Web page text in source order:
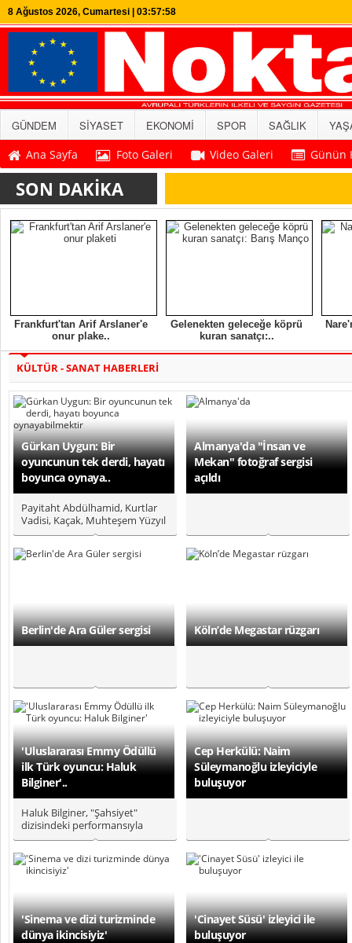
8 Ağustos 2026, Cumartesi | 03:57:58
GÜNDEM SİYASET EKONOMİ SPOR SAĞLIK
Ana Sayfa
Foto Galeri Video Galeri Günün
SON DAKİKA
Frankfurt'tan Arif Arslaner'e
onur plake..
Gelenekten geleceğe köprü
kuran sanatçı:..
KÜLTÜR - SANAT HABERLERİ
Gürkan Uygun: Bir
oyuncunun tek derdi, hayatı
boyunca oynaya..
Payitaht Abdülhamid, Kurtlar
Vadisi, Kaçak, Muhteşem Yüzyıl
gibi projelerde rol alan ..
Almanya'da "İnsan ve
Mekan" fotoğraf sergisi
açıldı
Berlin'de Ara Güler sergisi Köln’de Megastar rüzgarı
'Uluslararası Emmy Ödüllü
ilk Türk oyuncu: Haluk
Bilginer'..
Haluk Bilginer, "Şahsiyet"
dizisindeki performansıyla
Uluslararası Televizyon
Sanatla..
Cep Herkülü: Naim
Süleymanoğlu izleyiciyle
buluşuyor
'Sinema ve dizi turizminde
dünya ikincisiyiz'
'Cinayet Süsü' izleyici ile
buluşuyor